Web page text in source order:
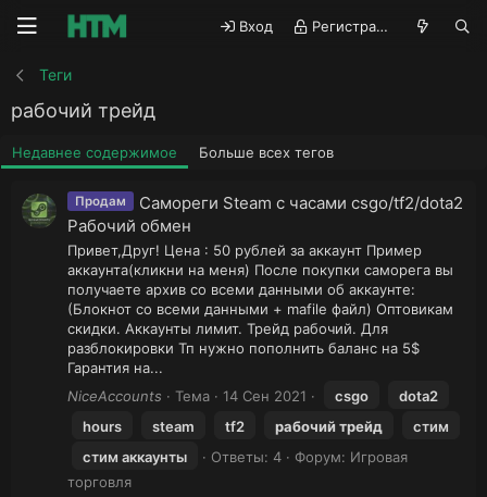
Вход Регистрация
Теги
рабочий трейд
Недавнее содержимое Больше всех тегов
Продам
Самореги Steam с часами csgo/tf2/dota2
Рабочий обмен
Привет,Друг! Цена : 50 рублей за аккаунт Пример
аккаунта(кликни на меня) После покупки саморега вы
получаете архив со всеми данными об аккаунте:
(Блокнот со всеми данными + mafile файл) Оптовикам
скидки. Аккаунты лимит. Трейд рабочий. Для
разблокировки Тп нужно пополнить баланс на 5$
Гарантия на...
NiceAccounts
Тема 14 Сен 2021 csgo
dota2
hours
steam tf2 рабочийтрейд
стим
стим аккаунты
Ответы: 4 Форум: Игровая
торговля